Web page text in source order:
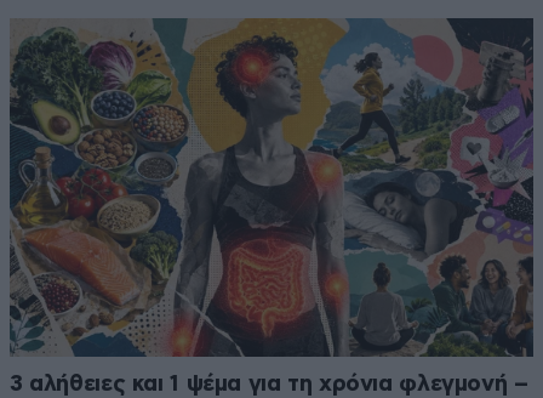
3 αλήθειες και 1 ψέμα για τη χρόνια φλεγμονή –